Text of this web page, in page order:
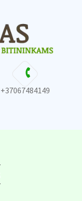
+37067484149